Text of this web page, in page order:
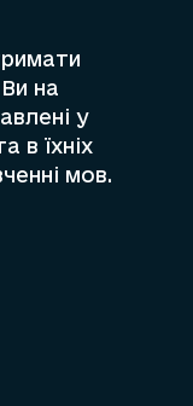
на
у
в їхніх
мов.